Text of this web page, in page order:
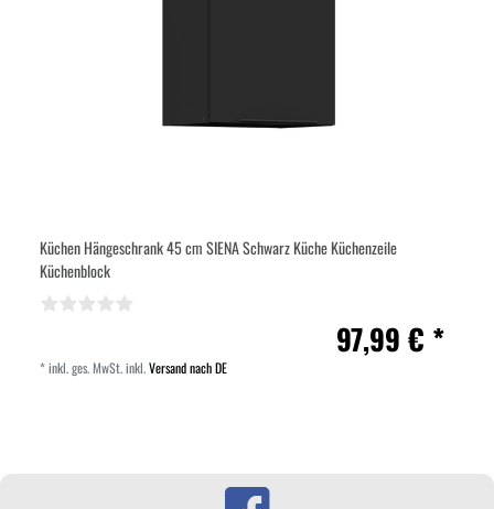
Küchen Hängeschrank 45 cm SIENA Schwarz Küche Küchenzeile
Küchenblock
97,99 € *
*inkl. ges. MwSt.inkl.Versand nach DE